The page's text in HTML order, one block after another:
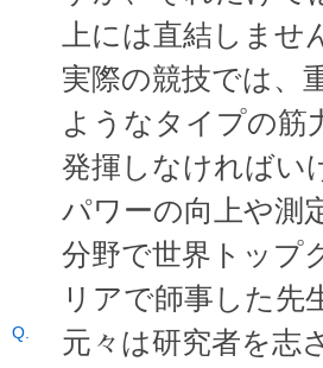
上には直結しませ
実際の競技では、
ようなタイプの筋
発揮しなければい
パワーの向上や測
分野で世界トップ
リアで師事した先
元々は研究者を志